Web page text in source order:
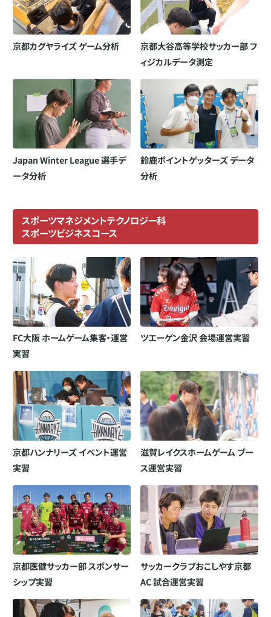
京都カグヤライズ ゲーム分析
京都大谷高等学校サッカー部 フ
ィジカルデータ測定
Japan Winter League 選⼿デ
ータ分析
鈴鹿ポイントゲッターズ データ
分析
スポーツマネジメントテクノロジー科
スポーツビジネスコース
FC大阪 ホームゲーム集客・運営
実習
ツエーゲン金沢 会場運営実習
京都ハンナリーズ イベント運営
実習
滋賀レイクスホームゲーム ブー
ス運営実習
京都医健サッカー部 スポンサー
シップ実習
サッカークラブおこしやす京都
AC 試合運営実習